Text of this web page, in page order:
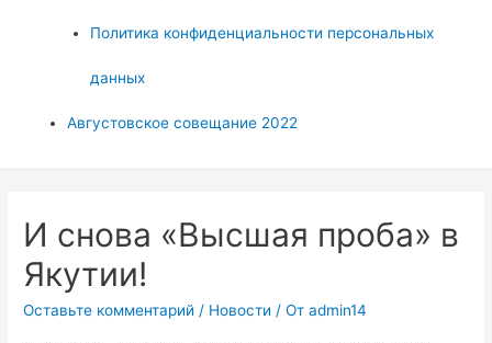
Политика конфиденциальности персональных
данных
Августовское совещание 2022
И снова «Высшая проба» в
Якутии!
Оставьте комментарий / Новости / От admin14